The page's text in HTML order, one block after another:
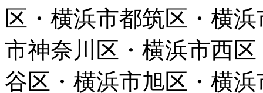
区・横浜市都筑区・横
市神奈川区・横浜市西
谷区・横浜市旭区・横